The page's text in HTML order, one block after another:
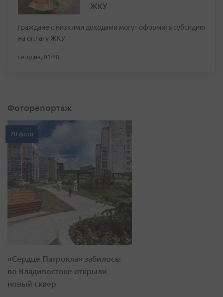
ЖКУ
Граждане с низкими доходами могут оформить субсидию
на оплату ЖКУ
сегодня, 01:28
Фоторепортаж
20 фото
«Сердце Патрокла» забилось:
во Владивостоке открыли
новый сквер